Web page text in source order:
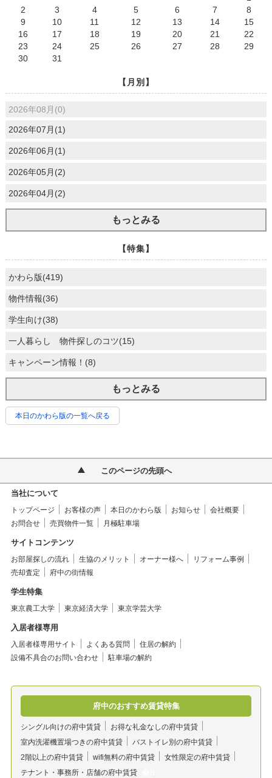
2
3 4 5 6 7
8
9
10 11 12 13 14
15
16
17 18 19 20 21
22
23
24 25 26 27 28
29
30
31
【月別】
2026年08月(0)
2026年07月(1)
2026年06月(1)
2026年05月(2)
2026年04月(2)
もっとみる
【特集】
かわら版(419)
物件情報(36)
学生向け(38)
一人暮らし 物件探しのコツ(15)
キャンペーン情報！(8)
もっとみる
本日のかわら版の一覧へ戻る
このページの先頭へ
当社について
トップページ お客様の声 本日のかわら版 お知らせ
会社概要
お問合せ
売買物件一覧 月極駐車場
サイトコンテンツ
お部屋探しの流れ 生協のメリット オーナー様へ
リフォーム事例
売却査定
府中の街情報
学生特集
東京農工大学 東京経済大学 東京学芸大学
入居者様専用
入居者様専用サイト よくある質問
住居の解約
設備不具合のお問い合わせ
駐車場の解約
府中のおすすめ賃貸特集
シングル向けの府中賃貸
お得な礼金なしの府中賃貸
室内洗濯機置場つきの府中賃貸
バストイレ別の府中賃貸
2階以上の府中賃貸
wifi無料の府中賃貸
女性限定の府中賃貸
テナント・事務所・店舗の府中賃貸